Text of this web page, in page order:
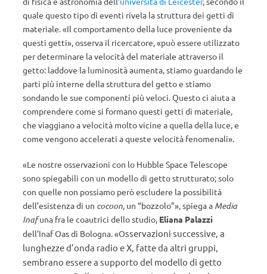
quale questo tipo di eventi rivela la struttura dei getti di
materiale. «Il comportamento della luce proveniente da
questi getti», osserva il ricercatore, «può essere utilizzato
per determinare la velocità del materiale attraverso il
getto: laddove la luminosità aumenta, stiamo guardando le
parti più interne della struttura del getto e stiamo
sondando le sue componenti più veloci. Questo ci aiuta a
comprendere come si formano questi getti di materiale,
che viaggiano a velocità molto vicine a quella della luce, e
come vengono accelerati a queste velocità fenomenali».
«Le nostre osservazioni con lo Hubble Space Telescope
sono spiegabili con un modello di getto strutturato; solo
con quelle non possiamo però escludere la possibilità
dell’esistenza di un cocoon, un “bozzolo”», spiega a Media
Inafuna fra le coautrici dello studio, Eliana Palazzi
dell’Inaf Oas di Bologna. «Osservazioni successive, a
lunghezze d’onda radio e X, fatte da altri gruppi,
sembrano essere a supporto del modello di getto